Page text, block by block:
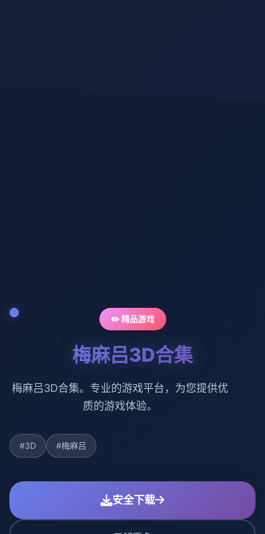
✏️ 精品游戏
梅麻吕3D合集
梅麻吕3D合集。专业的游戏平台，为您提供优
质的游戏体验。
#3D #梅麻吕
安全下载